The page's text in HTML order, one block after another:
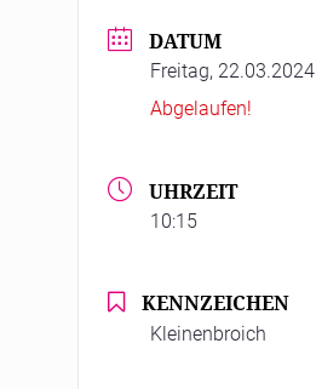
DATUM
Freitag, 22.03.2024
Abgelaufen!
UHRZEIT
10:15
KENNZEICHEN
Kleinenbroich